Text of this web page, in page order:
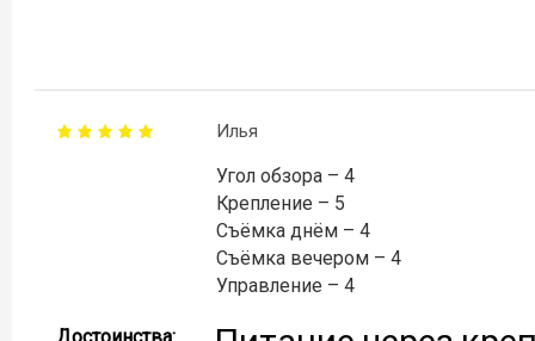
Илья
Угол обзора – 4
Крепление – 5
Съёмка днём – 4
Съёмка вечером – 4
Управление – 4